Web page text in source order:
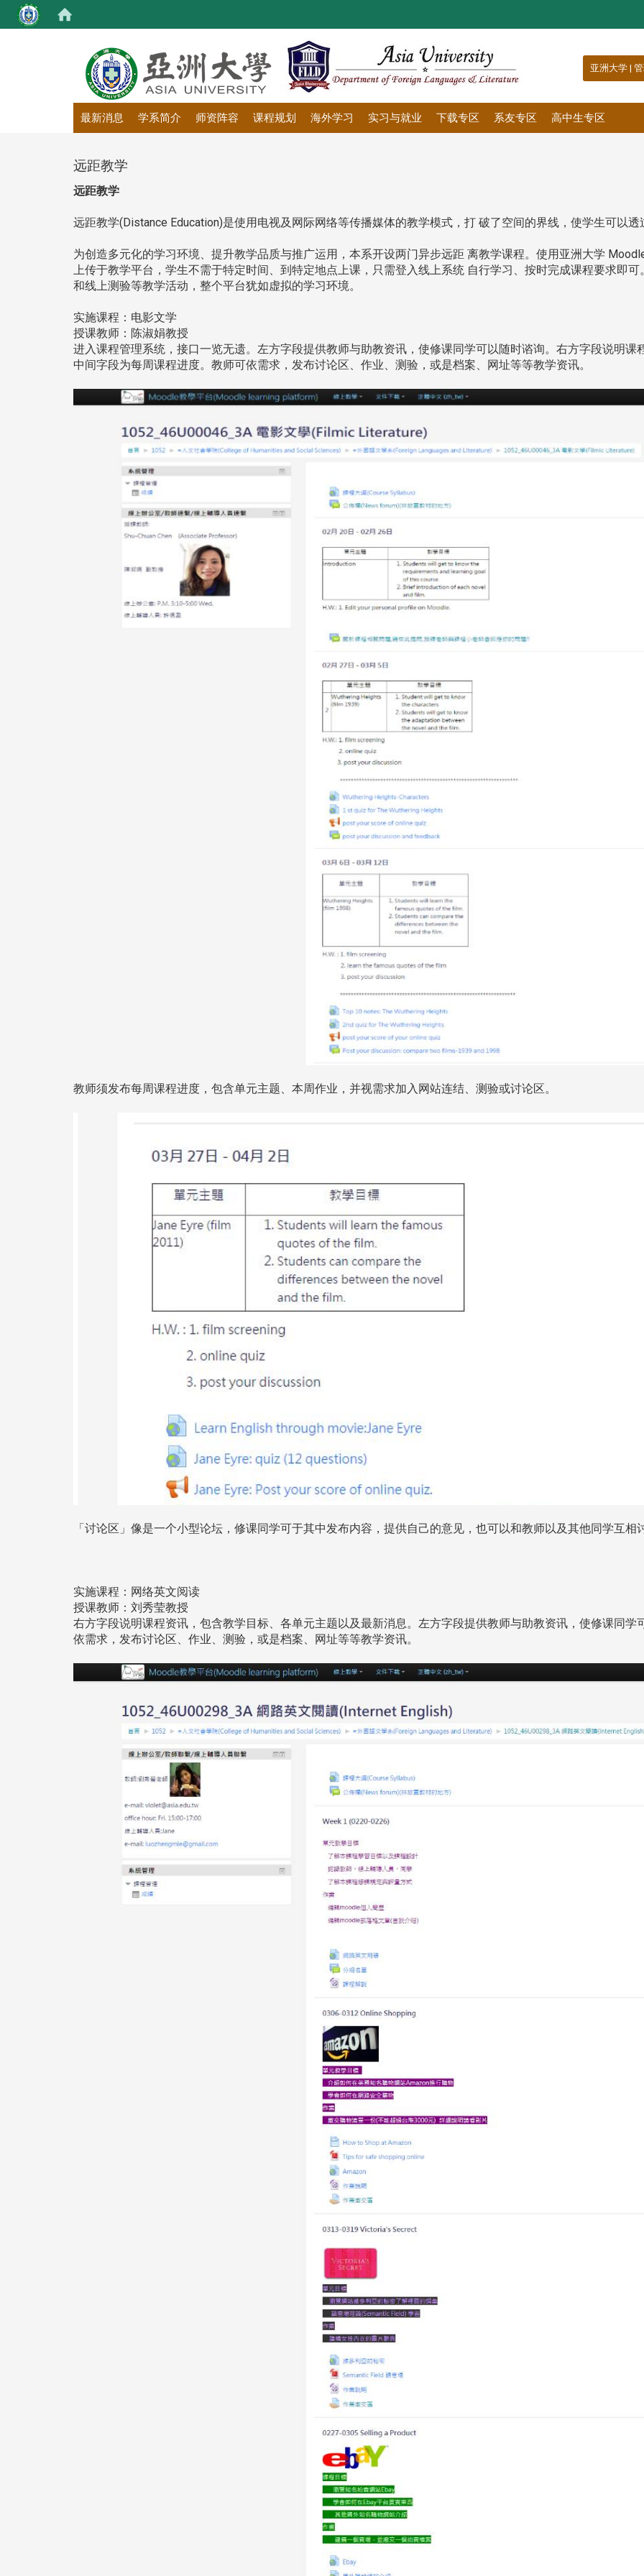
亚洲大学 |
最新消息 学系简介 师资阵容 课程规划 海外学习 实习与就业 下载专区 系友专区 高中生专区
远距教学
远距教学
远距教学(Distance Education)是使用电视及网际网络等传播媒体的教学模式，打 破了空间的界线，使学生可以
为创造多元化的学习环境、提升教学品质与推广运用，本系开设两门异步远距 离教学课程。使用亚洲大学
上传于教学平台，学生不需于特定时间、到特定地点上课，只需登入线上系统 自行学习、按时完成课程要求即
和线上测验等教学活动，整个平台犹如虚拟的学习环境。
实施课程：电影文学
授课教师：陈淑娟教授
进入课程管理系统，接口一览无遗。左方字段提供教师与助教资讯，使修课同学可以随时谘询。右方字段说明
中间字段为每周课程进度。教师可依需求，发布讨论区、作业、测验，或是档案、网址等等教学资讯。
教师须发布每周课程进度，包含单元主题、本周作业，并视需求加入网站连结、测验或讨论区。
「讨论区」像是一个小型论坛，修课同学可于其中发布内容，提供自己的意见，也可以和教师以及其他同学互相
实施课程：网络英文阅读
授课教师：刘秀莹教授
右方字段说明课程资讯，包含教学目标、各单元主题以及最新消息。左方字段提供教师与助教资讯，使修课同
依需求，发布讨论区、作业、测验，或是档案、网址等等教学资讯。